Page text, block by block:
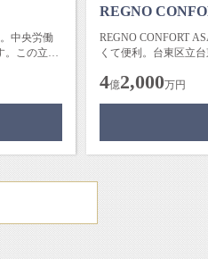
中央労働
。この立地
REGNO
REGNO CONFORT
くて便利。台東区立
4億2,000万円